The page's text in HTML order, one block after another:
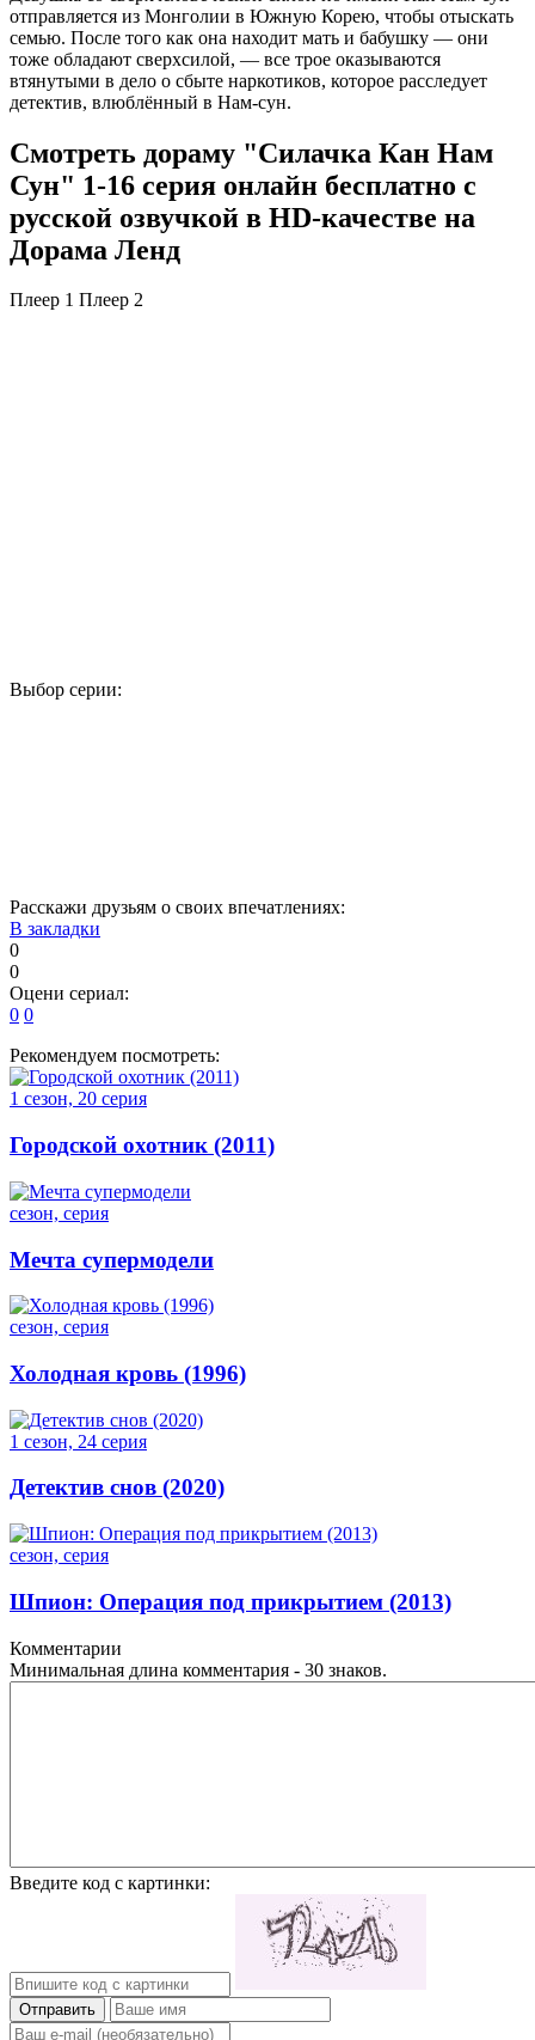
отправляется из Монголии в Южную Корею, чтобы отыскать
семью. После того как она находит мать и бабушку — они
тоже обладают сверхсилой, — все трое оказываются
втянутыми в дело о сбыте наркотиков, которое расследует
детектив, влюблённый в Нам-сун.
Смотреть дораму "Силачка Кан Нам
Сун" 1-16 серия онлайн бесплатно с
русской озвучкой в HD-качестве на
Дорама Ленд
Плеер 1 Плеер 2
Выбор серии:
Расскажи друзьям о своих впечатлениях:
В закладки
0
0
Оцени сериал:
0 0
Рекомендуем посмотреть:
1 сезон, 20 серия
Городской охотник (2011)
сезон, серия
Мечта супермодели
сезон, серия
Холодная кровь (1996)
1 сезон, 24 серия
Детектив снов (2020)
сезон, серия
Шпион: Операция под прикрытием (2013)
Комментарии
Минимальная длина комментария - 30 знаков.
Введите код с картинки:
Отправить